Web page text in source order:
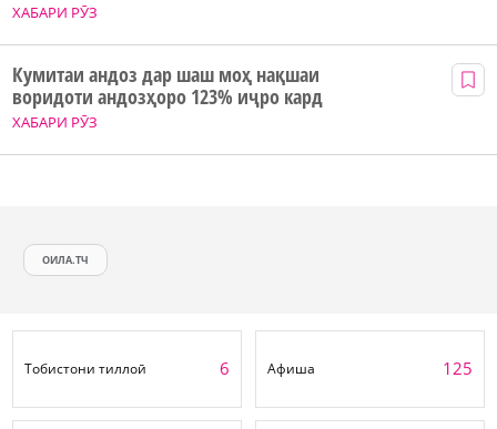
ХАБАРИ РӮЗ
ХАБАРИ РӮЗ
Кумитаи андоз дар шаш моҳ нақшаи
воридоти андозҳоро 123% иҷро кард
ОИЛА.ТЧ
Тобистони тиллоӣ 6 Афиша 125